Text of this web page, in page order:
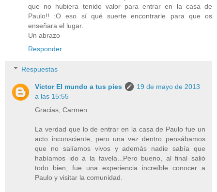
que no hubiera tenido valor para entrar en la casa de
Paulo!! :O eso sí qué suerte encontrarle para que os
enseñara el lugar.
Un abrazo
Responder
Respuestas
Victor El mundo a tus pies
19 de mayo de 2013
a las 15:55
Gracias, Carmen.
La verdad que lo de entrar en la casa de Paulo fue un
acto inconsciente, pero una vez dentro pensábamos
que no salíamos vivos y además nadie sabía que
habíamos ido a la favela...Pero bueno, al final salió
todo bien, fue una experiencia increíble conocer a
Paulo y visitar la comunidad.